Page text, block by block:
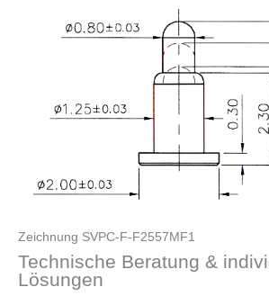
Zeichnung SVPC-F-F2557MF1
Technische Beratung &
Lösungen